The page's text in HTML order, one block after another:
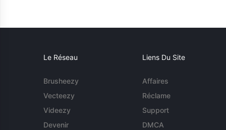
Le Réseau
Brusheezy
Vecteezy
Videezy
Devenir
Liens Du Site
Affaires
Réclame
Support
DMCA